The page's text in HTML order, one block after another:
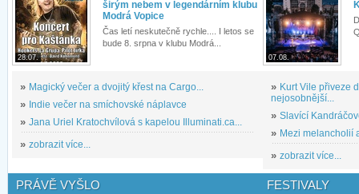
28.07.
širým nebem v legendárním klubu
Modrá Vopice
Čas letí neskutečně rychle.... I letos se
bude 8. srpna v klubu Modrá...
» Magický večer a dvojitý křest na Cargo...
» Indie večer na smíchovské náplavce
» Jana Uriel Kratochvílová s kapelou Illuminati.ca...
» zobrazit více...
07.08.
» Kurt Vile přiveze
nejosobnější...
» Slavící
» Mezi melancholií
» zobrazit více...
PRÁVĚ VYŠLO FESTIVALY